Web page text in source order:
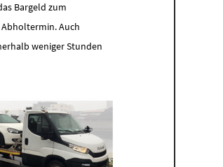
Bargeld zum
Auch
weniger Stunden